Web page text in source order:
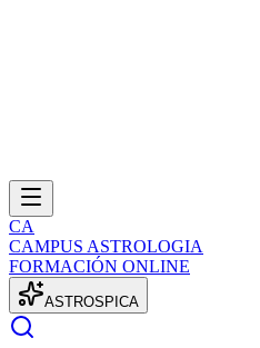
CA
CAMPUS ASTROLOGIA
FORMACIÓN ONLINE
ASTROS P CA